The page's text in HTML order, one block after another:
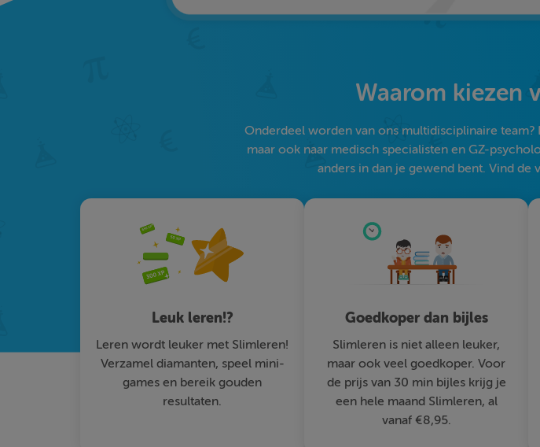
Waarom kiezen
Onderdeel worden van ons multidisciplinaire
maar ook naar medisch specialisten en GZ-
anders in dan je gewend bent. Vind de
Leuk leren!?
Leren wordt leuker met Slimleren!
Verzamel diamanten, speel mini-
games en bereik gouden
resultaten.
Goedkoper dan bijles
Slimleren is niet alleen leuker,
maar ook veel goedkoper. Voor
de prijs van 30 min bijles krijg je
een hele maand Slimleren, al
vanaf €8,95.